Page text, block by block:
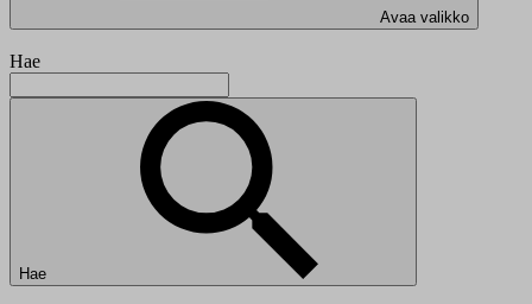
Avaa valikko
Hae
Hae